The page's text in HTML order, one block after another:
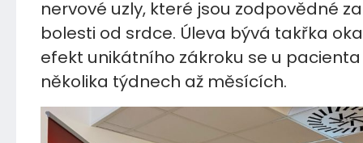
nervové uzly, které jsou zodpovědné
bolesti od srdce. Úleva bývá takřka
efekt unikátního zákroku se u
několika týdnech až měsících.